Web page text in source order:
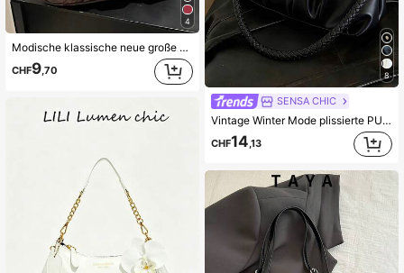
4
Modische klassische neue große Kapazität Slouchy künstlerische Handtasche Nischendesign Unterarmtasche Premium schick vielseitige Schulter- und Umhängetasche kleine Tragetasche
CHF9,70 8
SENSA CHIC
Vintage Winter Mode plissierte PU-Leder Schultertasche, Damen Handtasche, Umhängetasche, geeignet für Mädchen, Studenten, Büroangestellte, Pendeln, tägliche Kombination, Lässig, Einkaufen, Reisen, Geschenk.
CHF14,13